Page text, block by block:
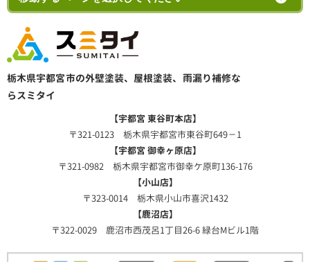
栃木県宇都宮市の外壁塗装、屋根塗装、雨漏り補修な
らスミタイ
【宇都宮 東谷町本店】
〒321-0123 栃木県宇都宮市東谷町649－1
【宇都宮 御幸ヶ原店】
〒321-0982 栃木県宇都宮市御幸ケ原町136-176
【小山店】
〒323-0014 栃木県小山市喜沢1432
【鹿沼店】
〒322-0029 鹿沼市西茂呂1丁目26-6 緑台Mビル1階